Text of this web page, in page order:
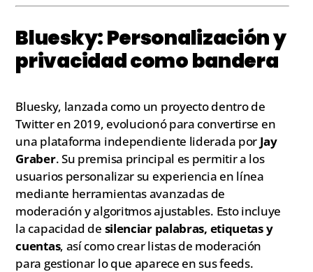
Bluesky: Personalización y
privacidad como bandera
Bluesky, lanzada como un proyecto dentro de
Twitter en 2019, evolucionó para convertirse en
una plataforma independiente liderada por Jay
Graber. Su premisa principal es permitir a los
usuarios personalizar su experiencia en línea
mediante herramientas avanzadas de
moderación y algoritmos ajustables. Esto incluye
la capacidad de silenciar palabras, etiquetas y
cuentas, así como crear listas de moderación
para gestionar lo que aparece en sus feeds.